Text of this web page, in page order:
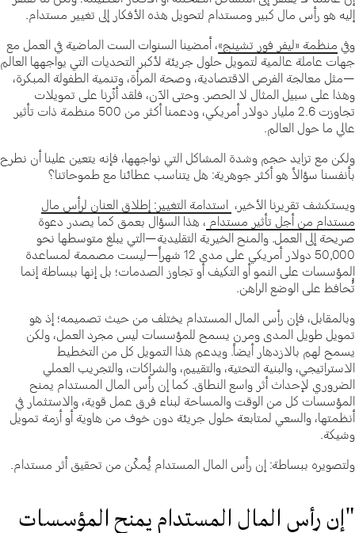
إليه هو رأس مال كبير ومستدام لتحويل هذه الأفكار إلى تغيير مستدام.
وفي منظمة «ليفر فور تشينج»، أمضينا السنوات الست الماضية في العمل مع
جهات عاملة عالمية لتمويل حلول جريئة لأكبر التحديات التي يواجهها العالم
—مثل معالجة الفرص الاقتصادية، وصحة المرأة، وتنمية الطفولة المبكرة،
وهذا على سبيل المثال لا الحصر. وحتى الآن، فلقد أثّرنا على تمويلات
تجاوزت 2.6 مليار دولار أمريكي، ودعمنا أكثر من 500 منظمة ذات تأثير
عالي ما حول العالم.
ولكن مع تزايد حجم وشدة المشاكل التي نواجهها، فإنه يتعين علينا أن نطرح
بأنفسنا سؤالاً هو أكثر جوهرية: هل يتناسب عطائنا مع طموحاتنا؟
ويستكشف تقريرنا الأخير، استدامة التغيير: إطلاق العنان لرأس مال
مستدام من أجل تأثير مستدام ، هذا السؤال بعمق كما يصدر دعوة
صريحة إلى العمل. والمنح الخيرية التقليدية—التي يبلغ متوسطها نحو
50,000 دولار أمريكي على مدى 12 شهراً—ليست مصممة لمساعدة
المؤسسات على النمو أو التكيف أو تجاوز الصدمات؛ بل إنها ببساطة إنما
تُُحافظ على الوضع الراهن.
وبالمقابل، فإن رأس المال المستدام يختلف من حيث تصميمه؛ إذ هو
تمويل طويل المدى ومرن يسمح للمؤسسات ليس مجرد العمل، ولكن
يسمح لهم بالازدهار أيضاً. ويدعم هذا التمويل كل من التخطيط
الاستراتيجي، والبنية التحتية، والتقييم، والشراكات، والتجريب العملي
الضروري لإحداث أثر واسع النطاق. كما إن رأس المال المستدام يمنح
المؤسسات كل من الوقت والمساحة لبناء فرق عمل قوية، والاستثمار في
أنظمتها، والسعي لمتابعة حلول جريئة دون خوف من هاوية أو أزمة تمويل
وشيكة.
ولتصويره ببساطة: إن رأس المال المستدام يُُمكّن من تحقيق أثر مستدام.
"إن رأس المال المستدام يمنح المؤسسات